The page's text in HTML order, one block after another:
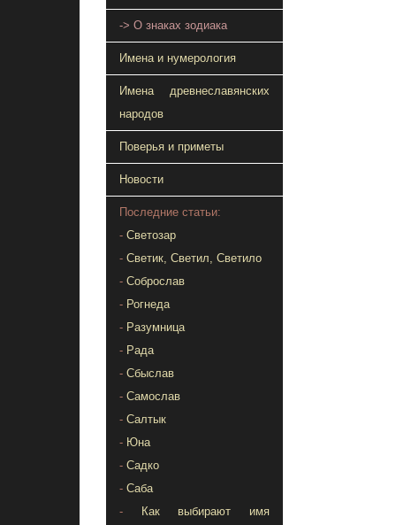
-> О знаках зодиака
Имена и нумерология
Имена древнеславянских
народов
Поверья и приметы
Новости
Последние статьи:
- Светозар
- Светик, Светил, Светило
- Соброслав
- Рогнеда
- Разумница
- Рада
- Сбыслав
- Самослав
- Салтык
- Юна
- Садко
- Саба
-
Как выбирают имя